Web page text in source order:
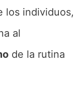
los individuos,
al
de la rutina